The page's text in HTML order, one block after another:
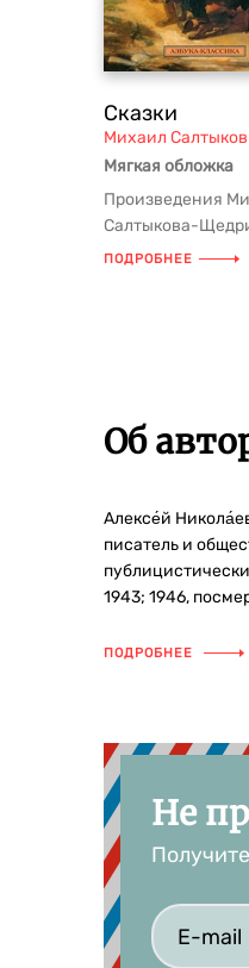
Сказки
Михаил
Мягкая обложка
Произведения
Салтыкова-
место в русской
ПОДРОБНЕЕ
Об
Алексе́й
писатель и
1943; 1946,
ПОДРОБНЕЕ
Не